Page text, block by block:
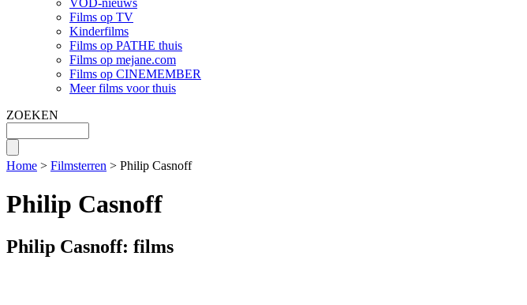
VOD-nieuws
Films op TV
Kinderfilms
Films op PATHE thuis
Films op mejane.com
Films op CINEMEMBER
Meer films voor thuis
ZOEKEN
Home > Filmsterren > Philip Casnoff
Philip Casnoff
Philip Casnoff: films